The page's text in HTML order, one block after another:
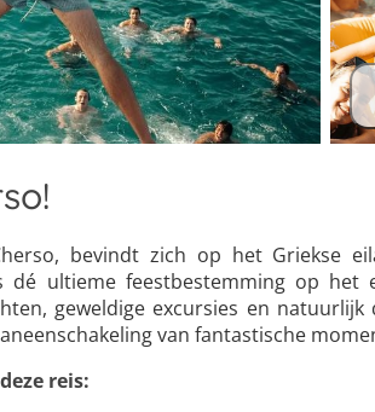
bevindt zich op het Griekse
ultieme feestbestemming op het
geweldige excursies en
van fantastische
reis: